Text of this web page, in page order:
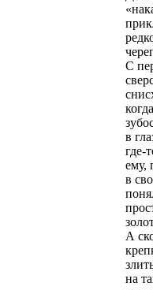
С
в
где-
ему,
в
А
на